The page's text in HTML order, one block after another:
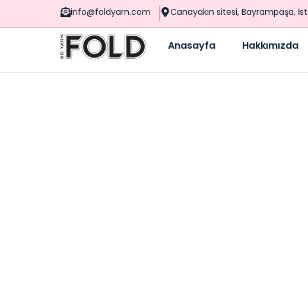
info@foldyarn.com Canayakın sitesi, Bayrampaşa,
Anasayfa Hakkımızda